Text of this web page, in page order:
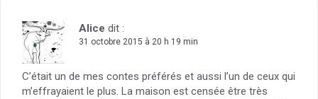
Alice dit :
31 octobre 2015 à 20 h 19 min
C’était un de mes contes préférés et aussi l’un de ceux qui
m’effrayaient le plus. La maison est censée être très